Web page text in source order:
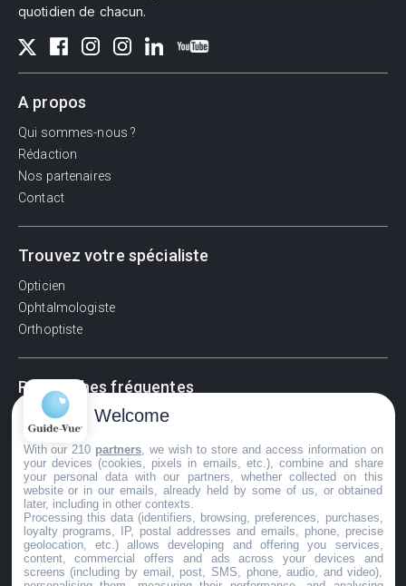
quotidien de chacun.
A propos
Qui sommes-nous ?
Rédaction
Nos partenaires
Contact
Trouvez votre spécialiste
Opticien
Ophtalmologiste
Orthoptiste
Recherches fréquentes
Pathologies adultes
La vision
Acuité visuelle
Myosis / mydriase
Œdème oculaire
Welcome
With our 210 partners , we wish to store and access information on
your devices (cookies, pixels in emails, etc.), combine and share
your personal data with our partners, whether collected on this
website or in our emails, already held by some of us, or obtained
later, including in other contexts.
Processing this data (identifiers, browsing, preferences, purchases,
loyalty programs, IP, postal addresses and emails, phone, precise
geolocation, etc.) allows developing and offering you services,
content, commercial offers and ads across your devices and
screens (including by email, post, SMS, phone, audio, and video),